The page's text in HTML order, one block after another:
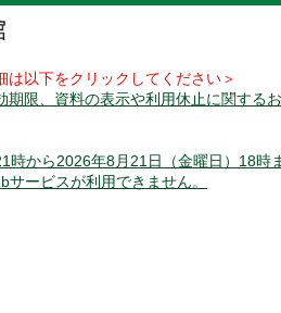
以下をクリックしてください＞
期限、資料の表示や利用休止に関する
時から2026年8月21日（金曜日）18時
ービスが利用できません。